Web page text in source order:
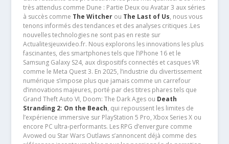
très attendus comme Dune : Partie Deux ou Avatar 3 aux séries
à succès comme The Witcherou The Last of Us, nous vous
tenons informés des tendances et des analyses critiques .Les
nouvelles technologies ne sont pas en reste sur
Actualitesjeuxvideo.fr. Nous explorons les innovations les plus
fascinantes, des smartphones tels que l’iPhone 16 et le
Samsung Galaxy S24, aux dispositifs connectés et casques VR
comme le Meta Quest 3. En 2025, l’industrie du divertissement
numérique s’impose plus que jamais comme un carrefour
d’innovations majeures, porté par des titres phares tels que
Grand Theft Auto VI, Doom: The Dark Ages ou Death
Stranding 2: On the Beach, qui repoussent les limites de
l’expérience immersive sur PlayStation 5 Pro, Xbox Series X ou
encore PC ultra-performants. Les RPG d’envergure comme
Avowed ou Star Wars Outlaws s’annoncent déjà comme des